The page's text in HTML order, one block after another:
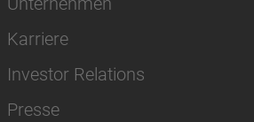
Karriere
Investor Relations
Presse